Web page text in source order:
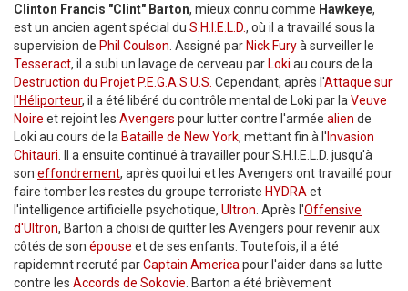
Clinton Francis "Clint" Barton, mieux connu comme Hawkeye,
est un ancien agent spécial du S.H.I.E.L.D., où il a travaillé sous la
supervision de Phil Coulson . Assigné par Nick Furyà surveiller le
Tesseract, il a subi un lavage de cerveau par Loki au cours de la
Destruction du Projet P.E.G.A.S.U.S. Cependant, après l'Attaque sur
l'Héliporteur, il a été libéré du contrôle mental de Loki par la Veuve
Noire et rejoint les Avengers pour lutter contre l'armée alien de
Loki au cours de la Bataille de New York, mettant fin à l' Invasion
Chitauri . Il a ensuite continué à travailler pour S.H.I.E.L.D. jusqu'à
son effondrement, après quoi lui et les Avengers ont travaillé pour
faire tomber les restes du groupe terroriste HYDRA et
l'intelligence artificielle psychotique, Ultron . Après l'Offensive
d'Ultron, Barton a choisi de quitter les Avengers pour revenir aux
côtés de son épouse et de ses enfants. Toutefois, il a été
rapidemnt recruté parCaptain America pour l'aider dans sa lutte
contre les Accords de Sokovie . Barton a été brièvement